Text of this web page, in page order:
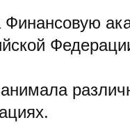
Финансовую